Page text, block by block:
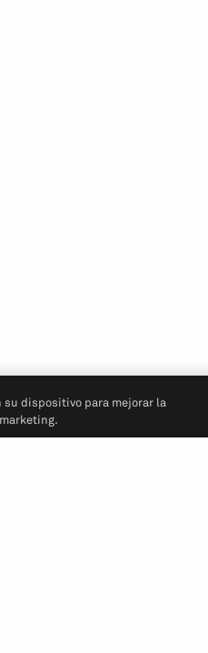
su dispositivo para mejorar la